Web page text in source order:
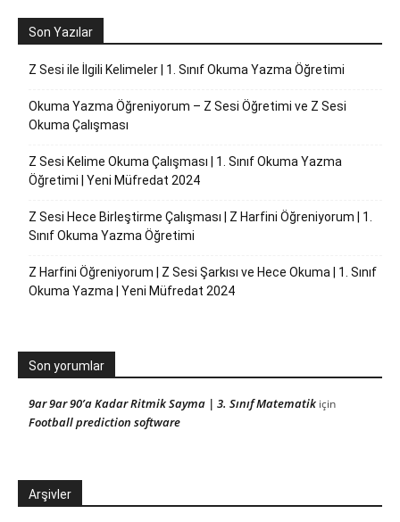
Son Yazılar
Z Sesi ile İlgili Kelimeler | 1. Sınıf Okuma Yazma Öğretimi
Okuma Yazma Öğreniyorum – Z Sesi Öğretimi ve Z Sesi
Okuma Çalışması
Z Sesi Kelime Okuma Çalışması | 1. Sınıf Okuma Yazma
Öğretimi | Yeni Müfredat 2024
Z Sesi Hece Birleştirme Çalışması | Z Harfini Öğreniyorum | 1.
Sınıf Okuma Yazma Öğretimi
Z Harfini Öğreniyorum | Z Sesi Şarkısı ve Hece Okuma | 1. Sınıf
Okuma Yazma | Yeni Müfredat 2024
Son yorumlar
9ar 9ar 90’a Kadar Ritmik Sayma | 3. Sınıf Matematik için
Football prediction software
Arşivler